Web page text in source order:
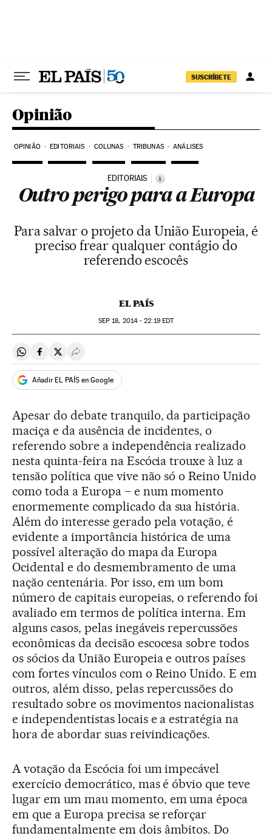
SUSCRÍBETE
Opinião
OPINIÃO EDITORIAIS COLUNAS TRIBUNAS ANÁLISES
EDITORIAIS i
Outro perigo para a Europa
Para salvar o projeto da União Europeia, é
preciso frear qualquer contágio do
referendo escocês
EL PAÍS
SEP 18, 2014 - 22:19EDT
Compartir en Whatsapp
Compartir en Facebook
Compartir en Twitter
Desplegar Redes Sociales
Añadir EL PAÍS en Google
Apesar do debate tranquilo, da participação
maciça e da ausência de incidentes, o
referendo sobre a independência realizado
nesta quinta-feira na Escócia trouxe à luz a
tensão política que vive não só o Reino Unido
como toda a Europa – e num momento
enormemente complicado da sua história.
Além do interesse gerado pela votação, é
evidente a importância histórica de uma
possível alteração do mapa da Europa
Ocidental e do desmembramento de uma
nação centenária. Por isso, em um bom
número de capitais europeias, o referendo foi
avaliado em termos de política interna. Em
alguns casos, pelas inegáveis repercussões
econômicas da decisão escocesa sobre todos
os sócios da União Europeia e outros países
com fortes vínculos com o Reino Unido. E em
outros, além disso, pelas repercussões do
resultado sobre os movimentos nacionalistas
e independentistas locais e a estratégia na
hora de abordar suas reivindicações.
A votação da Escócia foi um impecável
exercício democrático, mas é óbvio que teve
lugar em um mau momento, em uma época
em que a Europa precisa se reforçar
fundamentalmente em dois âmbitos. Do